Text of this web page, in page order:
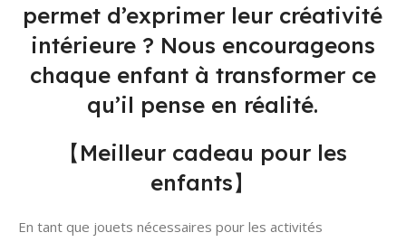
permet d’exprimer leur créativité
intérieure ? Nous encourageons
chaque enfant à transformer ce
qu’il pense en réalité.
【Meilleur cadeau pour les
enfants】
En tant que jouets nécessaires pour les activités